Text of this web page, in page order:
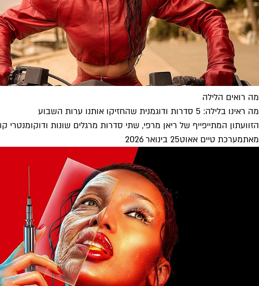
מה רואים הלילה
מה ראינו בלילה: 5 סדרות ודוגמנית שהחזיקו אותנו ערות השבוע
הזוועתון המתייפייף של ריאן מרפי, שתי סדרות מרגלים שונות ודוקומנטרי
מאתמערכת טיים אאוט25 בינואר 2026